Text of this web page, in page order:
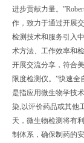
进步贡献力量。
作，致力于通过开展
检测技术和服务引入
术方法、工作效率和
开展交流分享，符合
限度检测仪​。”快速全
是指应用微生物学技
染,以评价药品或其他
天，微生物检测将有
制体系，确保制药的